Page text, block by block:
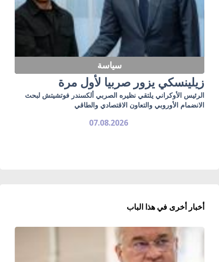
سياسة
زيلينسكي يزور صربيا لأول مرة
الرئيس الأوكراني يلتقي نظيره الصربي ألكسندر فوتشيتش لبحث
الانضمام الأوروبي والتعاون الاقتصادي والطاقي
07.08.2026
أخبار أخرى في هذا الباب